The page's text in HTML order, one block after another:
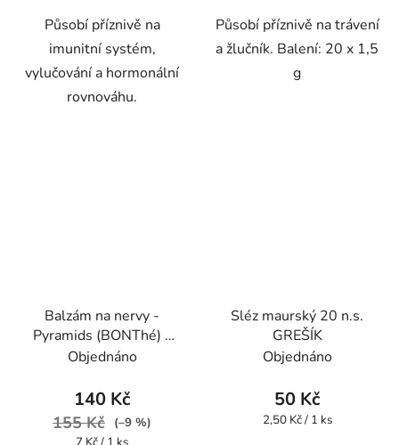
Působí příznivě na
imunitní systém,
vylučování a hormonální
rovnováhu.
Působí příznivě na trávení
a žlučník. Balení: 20 x 1,5
g
Balzám na nervy -
Pyramids (BONThé) -
Oxalis
Objednáno
140 Kč
155 Kč
(–9 %)
Měrná
Sléz maurský 20 n.s.
GREŠÍK
Objednáno
50 Kč
Měrná
2,50 Kč / 1 ks